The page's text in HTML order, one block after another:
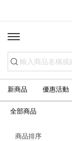
新商品 優惠活動
全部商品
商品排序